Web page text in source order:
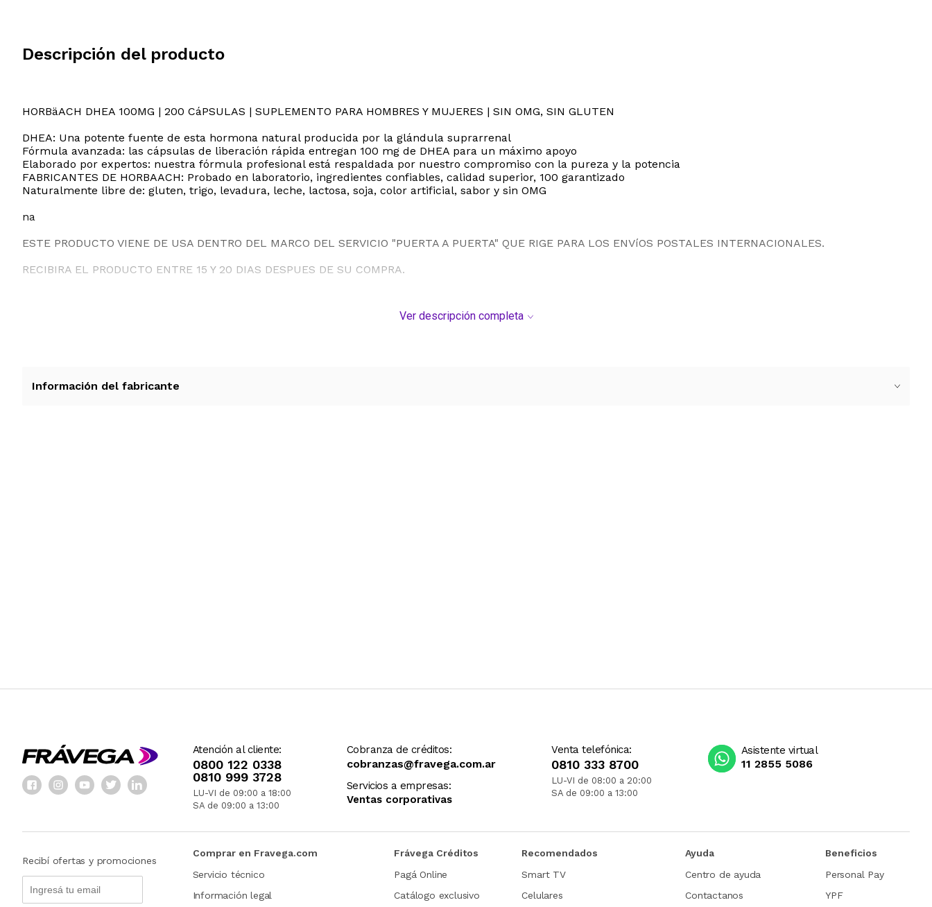
Descripción del producto
HORBäACH DHEA 100MG | 200 CáPSULAS | SUPLEMENTO PARA HOMBRES Y MUJERES | SIN OMG, SIN GLUTEN
DHEA: Una potente fuente de esta hormona natural producida por la glándula suprarrenal
Fórmula avanzada: las cápsulas de liberación rápida entregan 100 mg de DHEA para un máximo apoyo
Elaborado por expertos: nuestra fórmula profesional está respaldada por nuestro compromiso con la pureza y la potencia
FABRICANTES DE HORBAACH: Probado en laboratorio, ingredientes confiables, calidad superior, 100 garantizado
Naturalmente libre de: gluten, trigo, levadura, leche, lactosa, soja, color artificial, sabor y sin OMG
na
ESTE PRODUCTO VIENE DE USA DENTRO DEL MARCO DEL SERVICIO "PUERTA A PUERTA" QUE RIGE PARA LOS ENVíOS POSTALES INTERNACIONALES.
RECIBIRA EL PRODUCTO ENTRE 15 Y 20 DIAS DESPUES DE SU COMPRA.
Ver descripción completa
Información del fabricante
Atención al cliente:
0800 122 0338
0810 999 3728
LU-VI de 09:00 a 18:00
SA de 09:00 a 13:00
Cobranza de créditos:
cobranzas@fravega.com.ar
Servicios a empresas:
Ventas corporativas
Venta telefónica:
0810 333 8700
LU-VI de 08:00 a 20:00
SA de 09:00 a 13:00
Asistente virtual
11 2855 5086
Recibí ofertas y promociones
Comprar en Fravega.com
Servicio técnico
Información legal
Frávega Créditos
Pagá Online
Catálogo exclusivo
Recomendados
Smart TV
Celulares
Ayuda
Centro de ayuda
Contactanos
Beneficios
Personal Pay
YPF